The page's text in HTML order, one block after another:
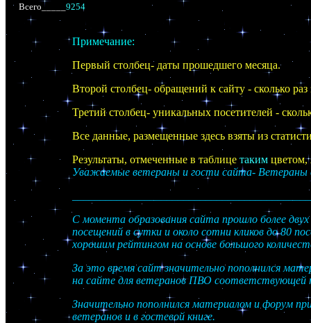
Всего_____ 9254
Примечание:
Первый столбец- даты прошедшего месяца.
Второй столбец- обращений к сайту - сколько
Третий столбец- уникальных посетителей -
Все данные, размещенные здесь взяты из
Результаты, отмеченные в таблице таким цветом,
Уважаемые ветераны и гости сайта-
С момента образования сайта прошло более
посещений в сутки и около сотни кликов до 80
хорошим рейтингом на основе большого
За это время сайт значительно пополнился
на сайте для ветеранов ПВО соответствующей
Значительно пополнился материалом и форум
ветеранов и в гостевой книге.